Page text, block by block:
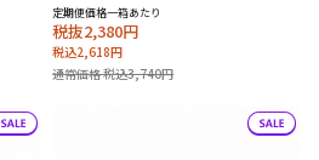
定期便価格一箱あたり
税抜2,380円
税込2,618円
通常価格 税込3,740円